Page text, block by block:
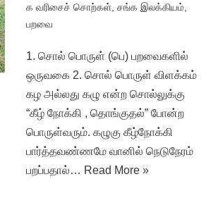
க வரிசைச் சொற்கள், சங்க இலக்கியம்,
பறவை
1. சொல் பொருள் (பெ) பறவைகளில்
ஒருவகை 2. சொல் பொருள் விளக்கம்
கழ அல்லது கழு என்ற சொல்லுக்கு
“கீழ் நோக்கி , தொங்குதல்” போன்ற
பொருள்வரும். கழுகு கீழ்நோக்கி
பார்த்தவண்ணமே வானில் நெடுநேரம்
பறப்பதால்… Read More »